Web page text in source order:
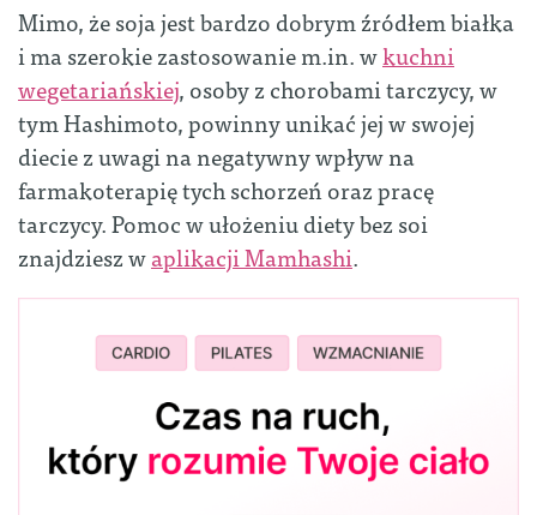
Mimo, że soja jest bardzo dobrym źródłem białka
i ma szerokie zastosowanie m.in. wkuchni
wegetariańskiej, osoby z chorobami tarczycy, w
tym Hashimoto, powinny unikać jej w swojej
diecie z uwagi na negatywny wpływ na
farmakoterapię tych schorzeń oraz pracę
tarczycy. Pomoc w ułożeniu diety bez soi
znajdziesz waplikacji Mamhashi.